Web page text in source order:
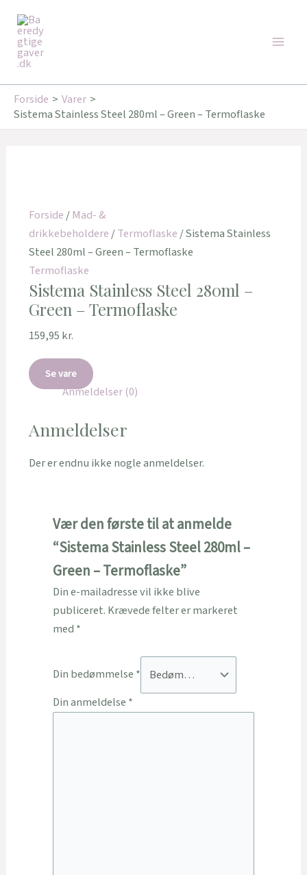
indholdet
Forside
Varer
Sistema Stainless Steel 280ml – Green – Termoflaske
Forside/Mad- &
drikkebeholdere/Termoflaske/ Sistema Stainless
Steel 280ml – Green – Termoflaske
Termoflaske
Sistema Stainless Steel 280ml –
Green – Termoflaske
159,95 kr.
Se vare
Anmeldelser (0)
Anmeldelser
Der er endnu ikke nogle anmeldelser.
Vær den første til at anmelde
“Sistema Stainless Steel 280ml –
Green – Termoflaske”
Din e-mailadresse vil ikke blive
publiceret. Krævede felter er markeret
med *
Din bedømmelse *
Din anmeldelse *
Tilbud!
Tilbud!
249,95 kr..221,00 kr..
Tilbud!
Tilbud!
179,95 kr..162,00 kr..
Tilbud!
Tilbud!
179,00 kr..143,20 kr..